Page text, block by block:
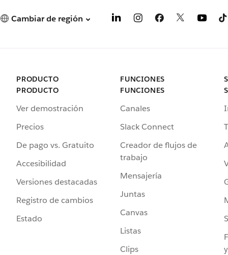
Cambiar de región
PRODUCTO
PRODUCTO
Ver demostración
Precios
De pago vs. Gratuito
Accesibilidad
Versiones destacadas
Registro de cambios
Estado
FUNCIONES
FUNCIONES
Canales
Slack Connect
Creador de flujos de
trabajo
Mensajería
Juntas
Canvas
Listas
Clips